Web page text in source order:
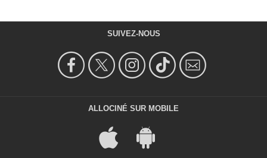
SUIVEZ-NOUS
ALLOCINÉ SUR MOBILE